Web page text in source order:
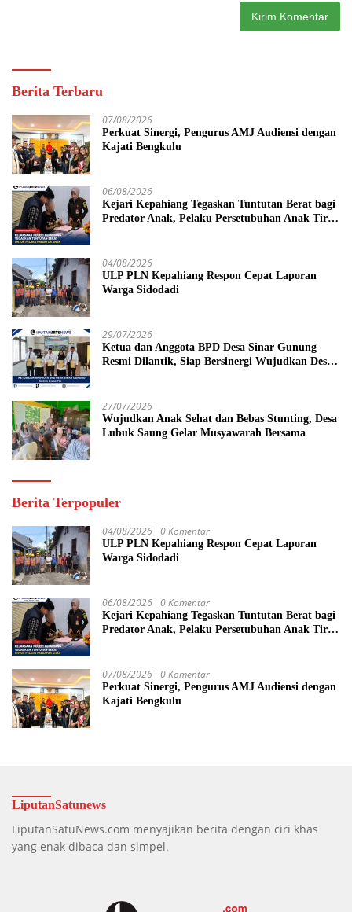
Berita Terbaru
07/08/2026
Perkuat Sinergi, Pengurus AMJ Audiensi dengan
Kajati Bengkulu
06/08/2026
Kejari Kepahiang Tegaskan Tuntutan Berat bagi
Predator Anak, Pelaku Persetubuhan Anak Tiri
04/08/2026
ULP PLN Kepahiang Respon Cepat Laporan
Warga Sidodadi
29/07/2026
Ketua dan Anggota BPD Desa Sinar Gunung
Resmi Dilantik, Siap Bersinergi Wujudkan Desa
27/07/2026
Wujudkan Anak Sehat dan Bebas Stunting, Desa
Lubuk Saung Gelar Musyawarah Bersama
Berita Terpopuler
04/08/2026 0 Komentar
ULP PLN Kepahiang Respon Cepat Laporan
Warga Sidodadi
06/08/2026 0 Komentar
Kejari Kepahiang Tegaskan Tuntutan Berat bagi
Predator Anak, Pelaku Persetubuhan Anak Tiri
07/08/2026 0 Komentar
Perkuat Sinergi, Pengurus AMJ Audiensi dengan
Kajati Bengkulu
LiputanSatunews
LiputanSatuNews.com menyajikan berita dengan ciri khas
yang enak dibaca dan simpel.